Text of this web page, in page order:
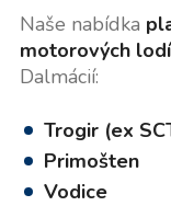
Naše nabídka
motorových lodí
Dalmácií:
Trogir (ex
Primošten
Vodice